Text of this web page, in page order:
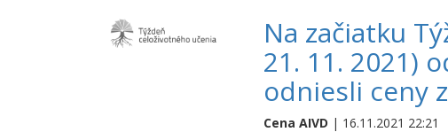
Na začiatku
21. 11. 2021)
odniesli ceny
Cena AIVD | 16.11.2021 22:21